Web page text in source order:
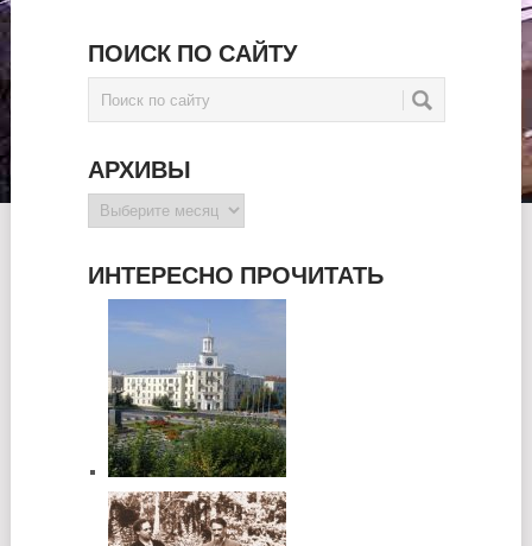
ПОИСК ПО САЙТУ
АРХИВЫ
Архивы
ИНТЕРЕСНО ПРОЧИТАТЬ